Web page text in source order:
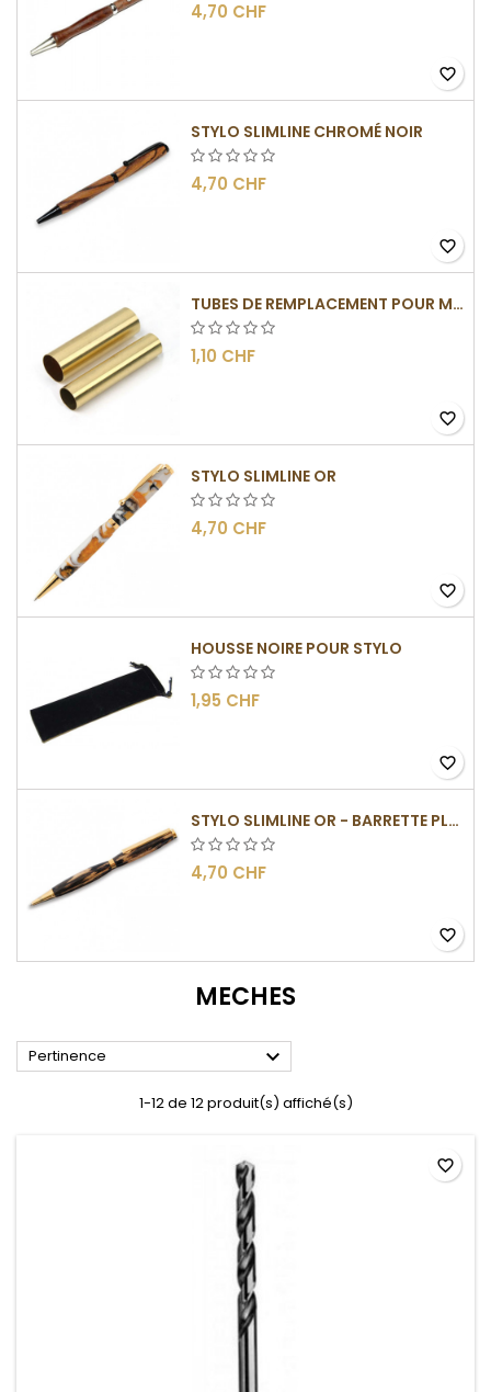
4,70 CHF
favorite_border
STYLO SLIMLINE CHROMÉ NOIR
4,70 CHF
favorite_border
TUBES DE REMPLACEMENT POUR MÉCANISME SLIMLINE
1,10 CHF
favorite_border
STYLO SLIMLINE OR
4,70 CHF
favorite_border
HOUSSE NOIRE POUR STYLO
1,95 CHF
favorite_border
STYLO SLIMLINE OR - BARRETTE PLATE
4,70 CHF
favorite_border
MECHES
Pertinence 
1-12 de 12 produit(s) affiché(s)
favorite_border